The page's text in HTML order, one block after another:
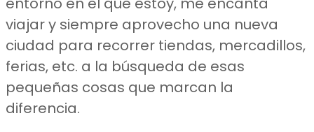
viajar y siempre aprovecho una nueva
ciudad para recorrer tiendas, mercadillos,
ferias, etc. a la búsqueda de esas
pequeñas cosas que marcan la
diferencia.